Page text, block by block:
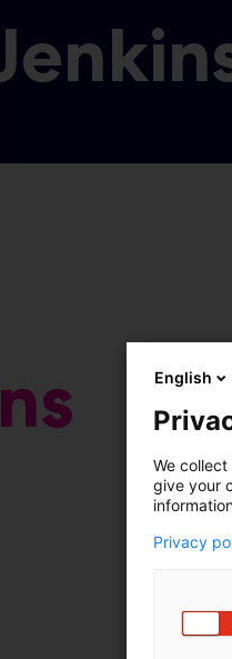
English
We
give your
Privacy